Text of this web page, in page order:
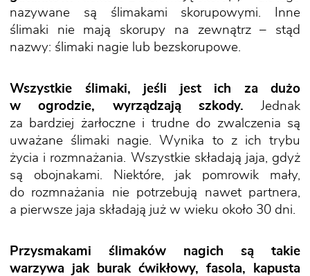
nazywane są ślimakami skorupowymi. Inne
ślimaki nie mają skorupy na zewnątrz – stąd
nazwy: ślimaki nagie lub bezskorupowe.
Wszystkie ślimaki, jeśli jest ich za dużo
w ogrodzie, wyrządzają szkody. Jednak
za bardziej żarłoczne i trudne do zwalczenia są
uważane ślimaki nagie. Wynika to z ich trybu
życia i rozmnażania. Wszystkie składają jaja, gdyż
są obojnakami. Niektóre, jak pomrowik mały,
do rozmnażania nie potrzebują nawet partnera,
a pierwsze jaja składają już w wieku około 30 dni.
Przysmakami ślimaków nagich są takie
warzywa jak burak ćwikłowy, fasola, kapusta